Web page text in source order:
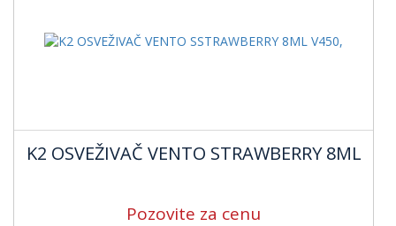
K2 OSVEŽIVAČ VENTO STRAWBERRY 8ML
Pozovite za cenu